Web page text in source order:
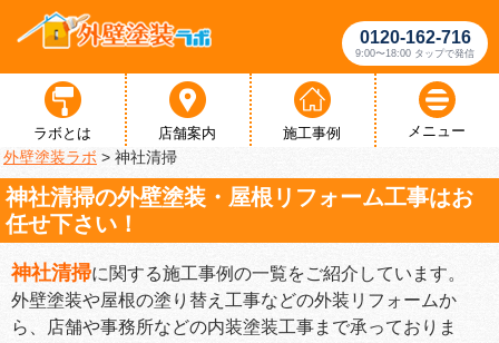
0120-162-716
9:00〜18:00 タップで発信
ラボとは 店舗案内 施工事例 メニュー
外壁塗装ラボ > 神社清掃
神社清掃の外壁塗装・屋根リフォーム工事はお
任せ下さい！
神社清掃に関する施工事例の一覧をご紹介しています。
外壁塗装や屋根の塗り替え工事などの外装リフォームか
ら、店舗や事務所などの内装塗装工事まで承っておりま